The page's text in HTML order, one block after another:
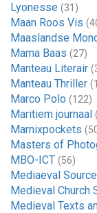
Lyonesse (31)
Maan Roos Vis
Maaslandse
Mama Baas (27)
Manteau Literair
Manteau Thriller
Marco Polo (122)
Maritiem journaal
Marnixpockets
Masters of
MBO-ICT (56)
Mediaeval
Medieval Church
Medieval Texts